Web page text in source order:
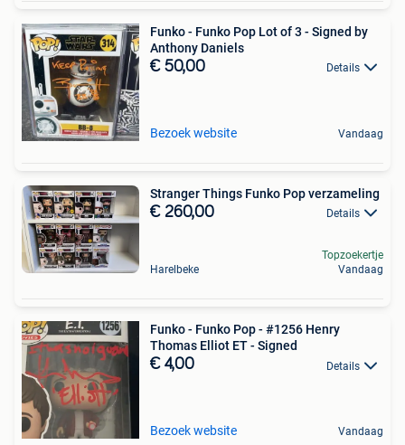
Funko - Funko Pop Lot of 3 - Signed by
Anthony Daniels
€ 50,00 Details
Bezoek website Vandaag
Stranger Things Funko Pop verzameling
€ 260,00 Details
Harelbeke
Topzoekertje
Vandaag
Funko - Funko Pop - #1256 Henry
Thomas Elliot ET - Signed
€ 4,00 Details
Bezoek website Vandaag